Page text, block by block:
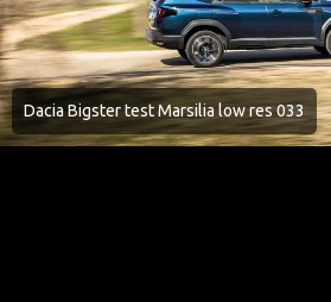
Dacia Bigster test Marsilia low res 033